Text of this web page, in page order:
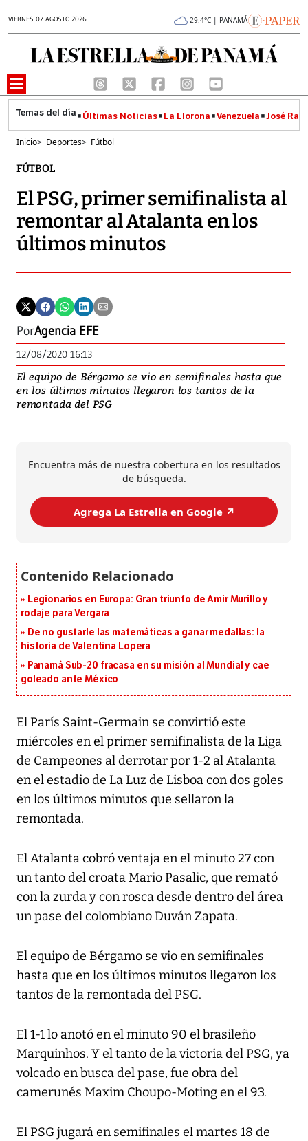
VIERNES 07 AGOSTO 2026 29.4°C | PANAMÁ
Últimas Noticias La Llorona Venezuela José
Inicio> Deportes> Fútbol
FÚTBOL
El PSG, primer semifinalista al
remontar al Atalanta en los
últimos minutos
PorAgencia EFE
12/08/2020 16:13
El equipo de Bérgamo se vio en semifinales hasta que
en los últimos minutos llegaron los tantos de la
remontada del PSG
Encuentra más de nuestra cobertura en los resultados
de búsqueda.
Agrega La Estrella en Google ↗️
Legionarios en Europa: Gran triunfo de Amir Murillo y
rodaje para Vergara
De no gustarle las matemáticas a ganar medallas: la
historia de Valentina Lopera
Panamá Sub-20 fracasa en su misión al Mundial y cae
goleado ante México
El París Saint-Germain se convirtió este
miércoles en el primer semifinalista de la Liga
de Campeones al derrotar por 1-2 al Atalanta
en el estadio de La Luz de Lisboa con dos goles
en los últimos minutos que sellaron la
remontada.
El Atalanta cobró ventaja en el minuto 27 con
un tanto del croata Mario Pasalic, que remató
con la zurda y con rosca desde dentro del área
un pase del colombiano Duván Zapata.
El equipo de Bérgamo se vio en semifinales
hasta que en los últimos minutos llegaron los
tantos de la remontada del PSG.
El 1-1 lo anotó en el minuto 90 el brasileño
Marquinhos. Y el tanto de la victoria del PSG, ya
volcado en busca del pase, fue obra del
camerunés Maxim Choupo-Moting en el 93.
El PSG jugará en semifinales el martes 18 de